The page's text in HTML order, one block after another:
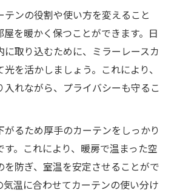
テンの役割や使い方を変えること
を暖かく保つことができます。日
に取り込むために、ミラーレースカ
を活かしましょう。これにより、
入れながら、プライバシーも守るこ
るため厚手のカーテンをしっかり
。これにより、暖房で温まった空
防ぎ、室温を安定させることがで
気温に合わせてカーテンの使い分け